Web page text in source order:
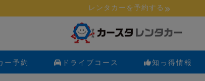
レンタカーを予約する
ー予約 ドライブコース 知っ得情報